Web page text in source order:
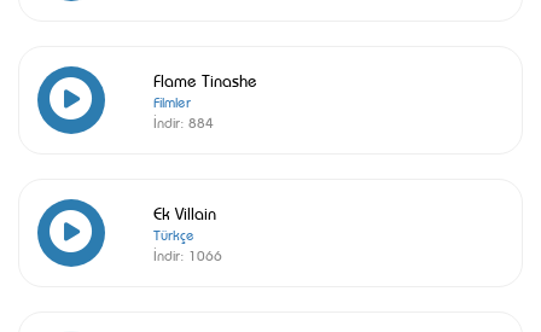
Flame Tinashe
Filmler
İndir: 884
Ek Villain
Türkçe
İndir: 1066